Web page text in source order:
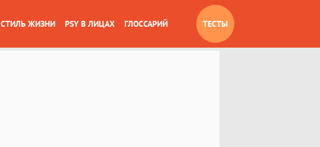
СТИЛЬ ЖИЗНИ PSY В ЛИЦАХ ГЛОССАРИЙ ТЕСТЫ